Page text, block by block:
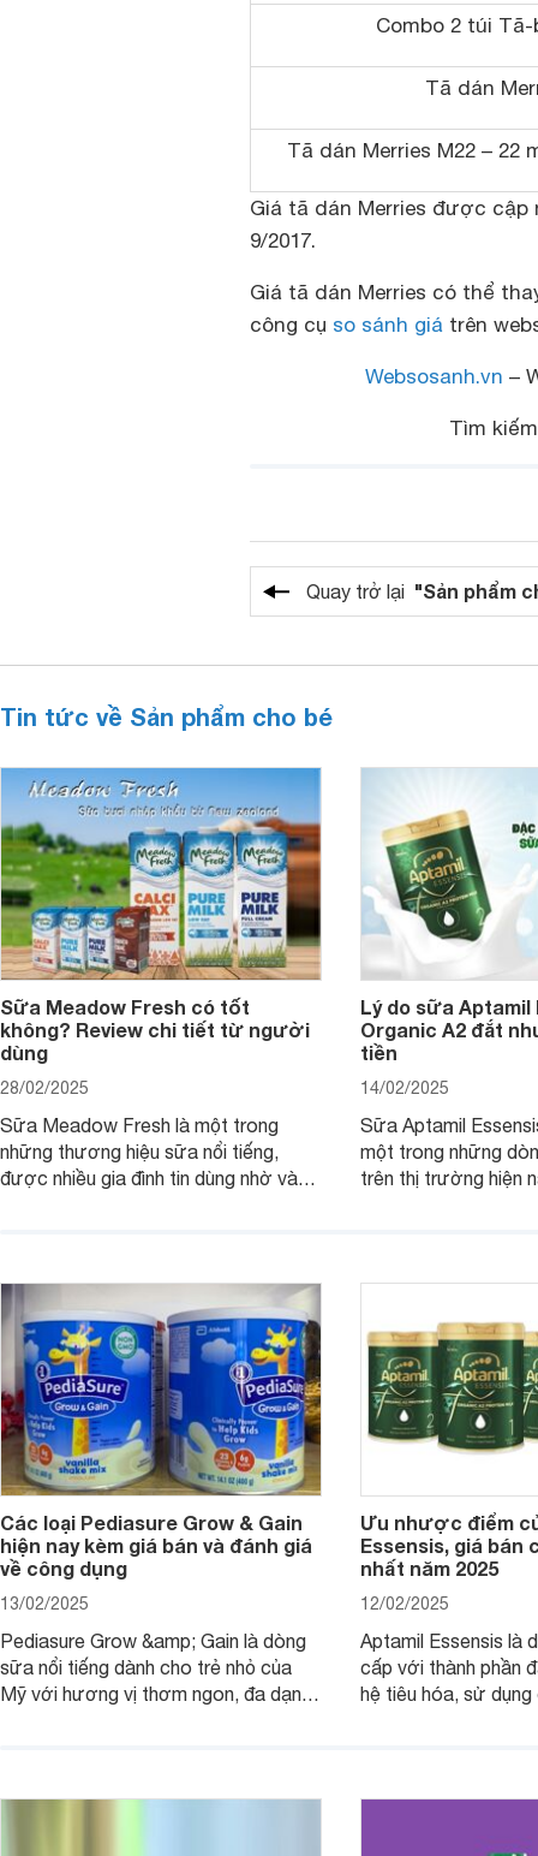
Combo 2 túi Tã-
Tã dán
Tã dán Merries M22 – 22
Giá tã dán Merries được
9/2017.
Giá tã dán Merries có thể
công cụ so sánh giá trên
Websosanh.vn –
Tìm
Quay trở lại "Sản phẩm
Tin tức về Sản phẩm cho bé
Sữa Meadow Fresh có tốt
không? Review chi tiết từ người
dùng
28/02/2025
Sữa Meadow Fresh là một trong
những thương hiệu sữa nổi tiếng,
được nhiều gia đình tin dùng nhờ vào
dưỡng có gì đặc biệt? Giá sữa
Meadow Fresh trên thị trường hiện
nay ra sao? Hãy cùng tìm hiểu ngay.
Lý do sữa Aptamil
Organic A2 đắt
tiền
14/02/2025
Sữa Aptamil
một trong những
trên thị trường hiện
hơn so với các
4 yếu tố sau.
Các loại Pediasure Grow & Gain
hiện nay kèm giá bán và đánh giá
về công dụng
13/02/2025
Pediasure Grow &amp; Gain là dòng
sữa nổi tiếng dành cho trẻ nhỏ của
Mỹ với hương vị thơm ngon, đa dạng
Pediasure Grow &amp; Gain hiện nay
Ưu nhược điểm
Essensis, giá bán
nhất năm 2025
12/02/2025
Aptamil Essensis là
cấp với thành phần
hệ tiêu hóa, sử
cùng Websosanh.vn